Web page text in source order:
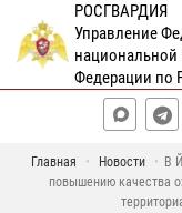
РОСГВАРДИЯ
Управление
национальной
Федерации по
Главная Новости
В
повышению качества